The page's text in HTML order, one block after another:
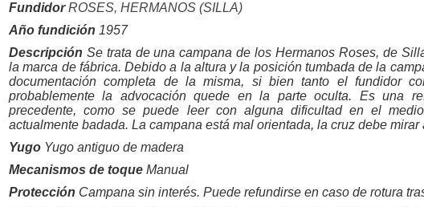
Fundidor ROSES, HERMANOS (SILLA)
Año fundición 1957
Descripción Se trata de una campana de los Hermanos Roses, de
la marca de fábrica. Debido a la altura y la posición tumbada de la
documentación completa de la misma, si bien tanto el fundidor
probablemente la advocación quede en la parte oculta. Es una
precedente, como se puede leer con alguna dificultad en el
actualmente badada. La campana está mal orientada, la cruz debe mirar
Yugo Yugo antiguo de madera
Mecanismos de toque Manual
Protección Campana sin interés. Puede refundirse en caso de rotura